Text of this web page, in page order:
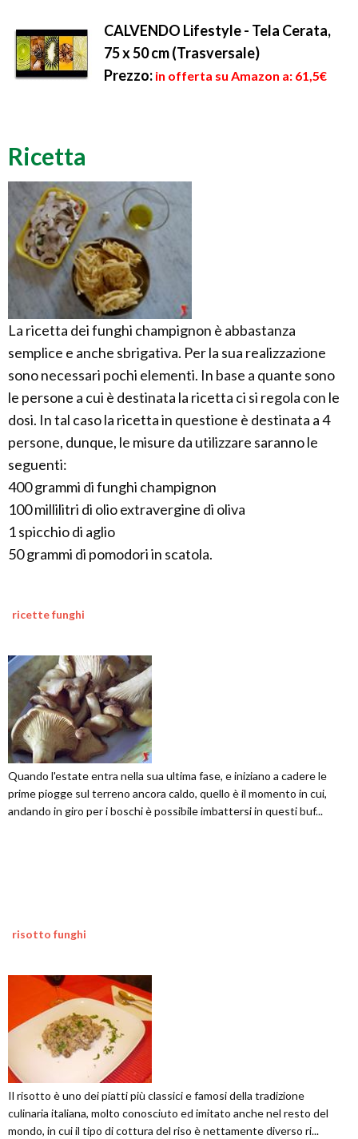
CALVENDO Lifestyle - Tela Cerata,
75 x 50 cm (Trasversale)
Prezzo: in offerta su Amazon a: 61,5€
Ricetta
La ricetta dei funghi champignon è abbastanza
semplice e anche sbrigativa. Per la sua realizzazione
sono necessari pochi elementi. In base a quante sono
le persone a cui è destinata la ricetta ci si regola con le
dosi. In tal caso la ricetta in questione è destinata a 4
persone, dunque, le misure da utilizzare saranno le
seguenti:
400 grammi di funghi champignon
100 millilitri di olio extravergine di oliva
1 spicchio di aglio
50 grammi di pomodori in scatola.
ricette funghi
Quando l'estate entra nella sua ultima fase, e iniziano a cadere le
prime piogge sul terreno ancora caldo, quello è il momento in cui,
andando in giro per i boschi è possibile imbattersi in questi buf...
risotto funghi
Il risotto è uno dei piatti più classici e famosi della tradizione
culinaria italiana, molto conosciuto ed imitato anche nel resto del
mondo, in cui il tipo di cottura del riso è nettamente diverso ri...